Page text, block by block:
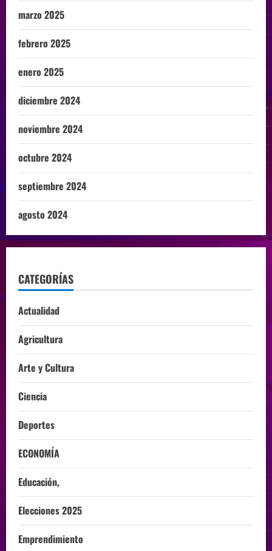
marzo 2025
febrero 2025
enero 2025
diciembre 2024
noviembre 2024
octubre 2024
septiembre 2024
agosto 2024
CATEGORÍAS
Actualidad
Agricultura
Arte y Cultura
Ciencia
Deportes
ECONOMÍA
Educación,
Elecciones 2025
Emprendimiento